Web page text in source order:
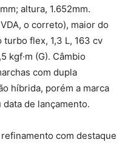
altura, 1.652mm.
o correto), maior do
flex, 1,3 L, 163 cv
kgf·m (G). Câmbio
com dupla
híbrida, porém a marca
de lançamento.
com destaque